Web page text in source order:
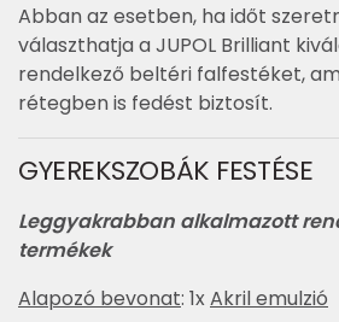
Abban az esetben, ha időt
választhatja a JUPOL Brilliant
rendelkező beltéri falfestéket,
rétegben is fedést biztosít.
GYEREKSZOBÁK FESTÉSE
Leggyakrabban alkalmazott
termékek
Alapozó bevonat: 1xAkril emulzió